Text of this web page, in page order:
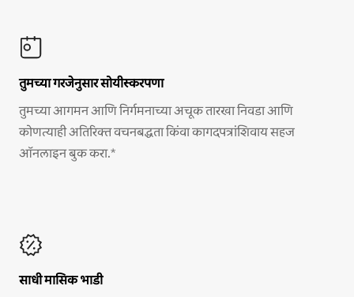
तुमच्या गरजेनुसार सोयीस्करपणा
तुमच्या आगमन आणि निर्गमनाच्या अचूक तारखा निवडा आणि
कोणत्याही अतिरिक्त वचनबद्धता किंवा कागदपत्रांशिवाय सहज
ऑनलाइन बुक करा.*
साधी मासिक भाडी